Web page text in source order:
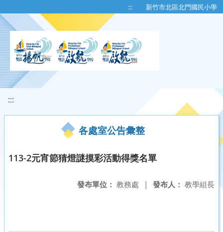
::: 新竹市北區北門國民小學
:::
各處室公告彙整
113-2元宵節猜燈謎摸彩活動得獎名單
發布人： 教學組長
發布單位： 教務處 |